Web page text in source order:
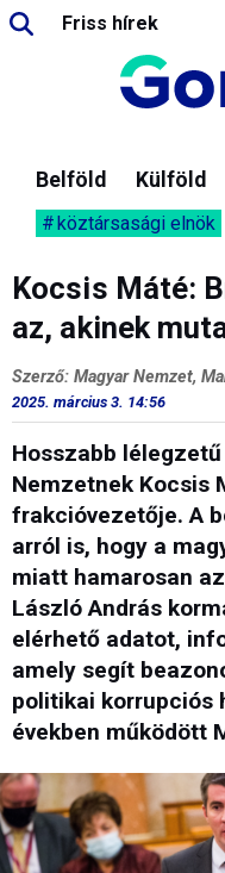
Friss hírek
Belföld Külföld
köztársasági elnök
Kocsis Máté:
az, akinek
Szerző: Magyar Nemzet,
2025. március 3. 14:56
Hosszabb
Nemzetnek Kocsis
frakcióvezetője. A
arról is, hogy a
miatt hamarosan
László András
elérhető adatot,
amely segít
politikai korrupciós
években működött